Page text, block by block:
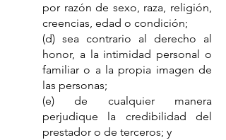
por razón de sexo, raza, religión,
creencias, edad o condición;
(d) sea contrario al derecho al
honor, a la intimidad personal o
familiar o a la propia imagen de
las personas;
(e) de cualquier manera
perjudique la credibilidad del
prestador o de terceros; y